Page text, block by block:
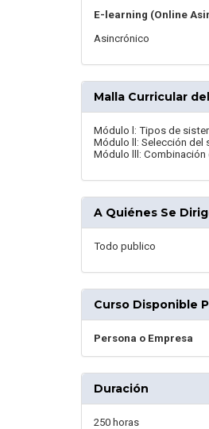
E-learning (Online
Asincrónico
Malla Curricular
Módulo l: Tipos de
Módulo ll: Selección del
Módulo lll:
A Quiénes Se
Todo publico
Curso Disponible
Persona o Empresa
Duración
250 horas